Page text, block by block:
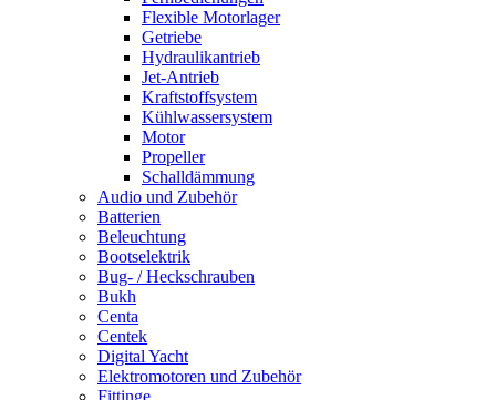
Flexible Motorlager
Getriebe
Hydraulikantrieb
Jet-Antrieb
Kraftstoffsystem
Kühlwassersystem
Motor
Propeller
Schalldämmung
Audio und Zubehör
Batterien
Beleuchtung
Bootselektrik
Bug- / Heckschrauben
Bukh
Centa
Centek
Digital Yacht
Elektromotoren und Zubehör
Fittinge